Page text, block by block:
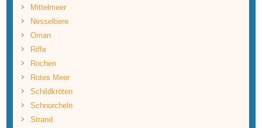
Mittelmeer
Nesseltiere
Oman
Riffe
Rochen
Rotes Meer
Schildkröten
Schnorcheln
Strand